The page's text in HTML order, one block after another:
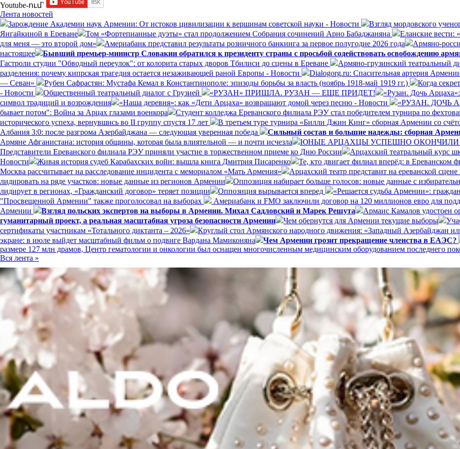
Youtube-ում`
Лента новостей
Зарождение Академии наук Армении: От истоков цивилизации к вершинам советской науки - Новости
Взгляд мордовского
Янгайкиной в Ереване
Том «Фортепианные дуэты» стал продолжением Собрания сочинений Арно Бабаджаняна Еланские вести:
для меня — это второй дом»
Америабанк представил результаты розничного банкинга за первое полугодие 2026 года
Армяно-
настоящее
Бывший премьер-министр Словакии обратился к президенту страны с просьбой содействовать освобождению
Гастроли студии "Обводный переулок": от колорита старых дворов Тбилиси до сцены в Ереване
Армяно-грузинский театральный
разделения: почему кипрская трагедия остается незаживающей раной Европы - Новости
Dialogorg.ru: Спасительная артерия
— Севан»
Рубен Сафрастян: Мустафа Кемал в Константинополе: эпизоды борьбы за власть (ноябрь 1918-май 1919 гг.)
Когда
- Новости
Общественный театральный диалог с Грузией «РУЗАН» ПРИШЛА. РУЗАН — ЕЩЕ ПРИДЕТ! «Рузан. Дочь
символ традиций и возрождения
«Наша деревня»: как «Дети Арцаха» возвращают домой через песню - Новости «РУЗАН. ДОЧЬ
бывает потом": Война за Арцах глазами военкора
Студент колледжа Ереванского филиала РЭУ стал победителем турнира по
исторического успеха, вернувшись во II группу спустя 17 лет
В третьем туре турнира «Билли Джин Кинг» сборная Армении со
Албания 3:0: после разгрома Азербайджана — следующая уверенная победа
Сильный состав и большие надежды: сборная
Армяне Афганистана: история общины, которая была влиятельной — и почти исчезла
ЮНЫЕ АРЦАХЦЫ УСПЕШНО ОКОНЧИЛИ
Представители Ереванского филиала РЭУ приняли участие в торжественном приеме ко Дню России
Арцахский театральный курс
Новости
Живая история судеб Карабахских войн: вышла книга Дмитрия Писаренко
Те, кто двигает филиал вперёд: в Ереванском
Москва рассчитывает на расследование инцидента с мемориалом «Мать Армения»
Арцахский театр представит на ереванской
лидировать на ряде участков: новые данные из регионов Армении
Оппозиция набирает больше голосов: новые данные с
лидирует в регионах, «Гражданский договор» теряет позиции
Оппозиция вырывается вперед «Решается судьба Армении»:
"Просвещенной Армении" также проголосовал на выборах
Америабанк и FMO заключили договор на 120 миллионов евро для
Армении
Взгляд польских экспертов на выборы в Армении. Михал Садловский и Марек Решута Армаис Камалов удостоен
гуманитарный проект, а реальная масштабная угроза безопасности Армении
Чем обернутся для Армении текущие выборы
сертификаты участникам «Тотального диктанта – 2026»
Круглый стол Армянского народного движения: «Западный Азербайджан
экране: в июле выйдет масштабный фильм о подвиге Вардана Мамиконяна
Чем Армении грозит прекращение членства в ЕАЭС?
размере 127 млн драмов, Центр гематологии и онкологии был оснащен многочисленным медицинским оборудованием последнего
Вся лента »